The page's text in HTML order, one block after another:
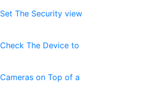
Set The Security view
Check The Device to
Cameras on Top of a